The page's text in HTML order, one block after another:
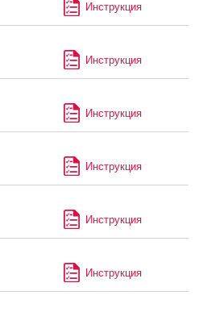
Инструкция
Инструкция
Инструкция
Инструкция
Инструкция
Инструкция